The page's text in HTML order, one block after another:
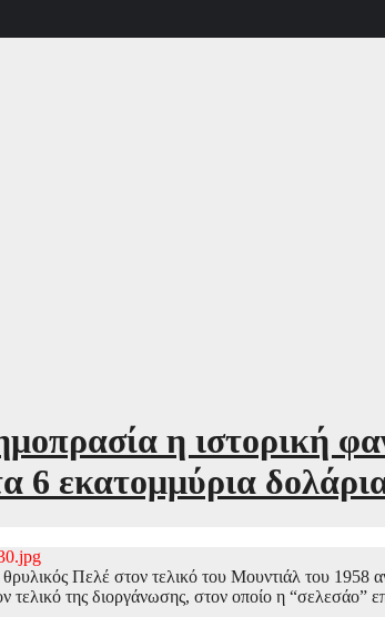
η ιστορική
6 εκατομμύρια
Πελέ στον τελικό του Μουντιάλ του 1958
τελικό της διοργάνωσης, στον οποίο η “σελεσάο”